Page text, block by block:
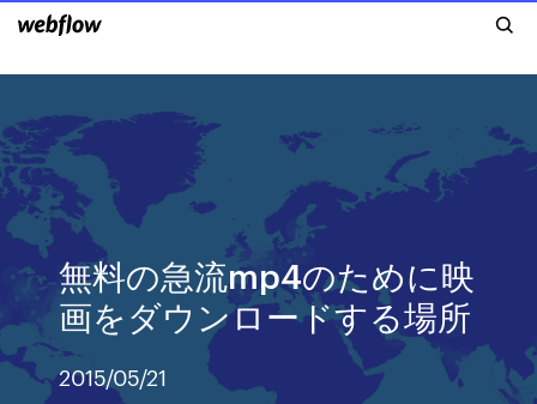
無料の急流mp4のために映
画をダウンロードする場所
2015/05/21